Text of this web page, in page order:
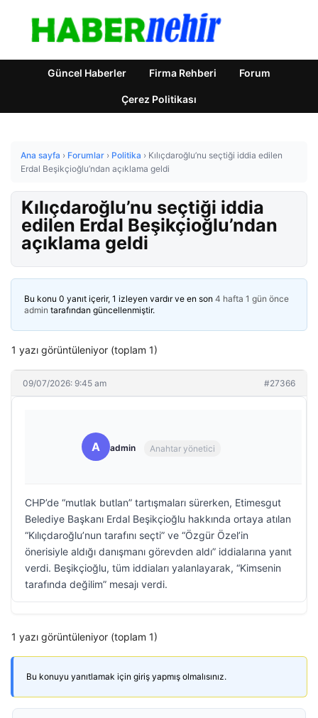
Güncel Haberler Firma Rehberi Forum
Çerez Politikası
Ana sayfa › Forumlar › Politika › Kılıçdaroğlu’nu seçtiği iddia edilen
Erdal Beşikçioğlu’ndan açıklama geldi
Kılıçdaroğlu’nu seçtiği iddia
edilen Erdal Beşikçioğlu’ndan
açıklama geldi
Bu konu 0 yanıt içerir, 1 izleyen vardır ve en son 4 hafta 1 gün önce
admin tarafından güncellenmiştir.
1 yazı görüntüleniyor (toplam 1)
09/07/2026: 9:45 am #27366
A admin Anahtar yönetici
CHP’de “mutlak butlan” tartışmaları sürerken, Etimesgut
Belediye Başkanı Erdal Beşikçioğlu hakkında ortaya atılan
“Kılıçdaroğlu’nun tarafını seçti” ve “Özgür Özel’in
önerisiyle aldığı danışmanı görevden aldı” iddialarına yanıt
verdi. Beşikçioğlu, tüm iddiaları yalanlayarak, “Kimsenin
tarafında değilim” mesajı verdi.
1 yazı görüntüleniyor (toplam 1)
Bu konuyu yanıtlamak için giriş yapmış olmalısınız.